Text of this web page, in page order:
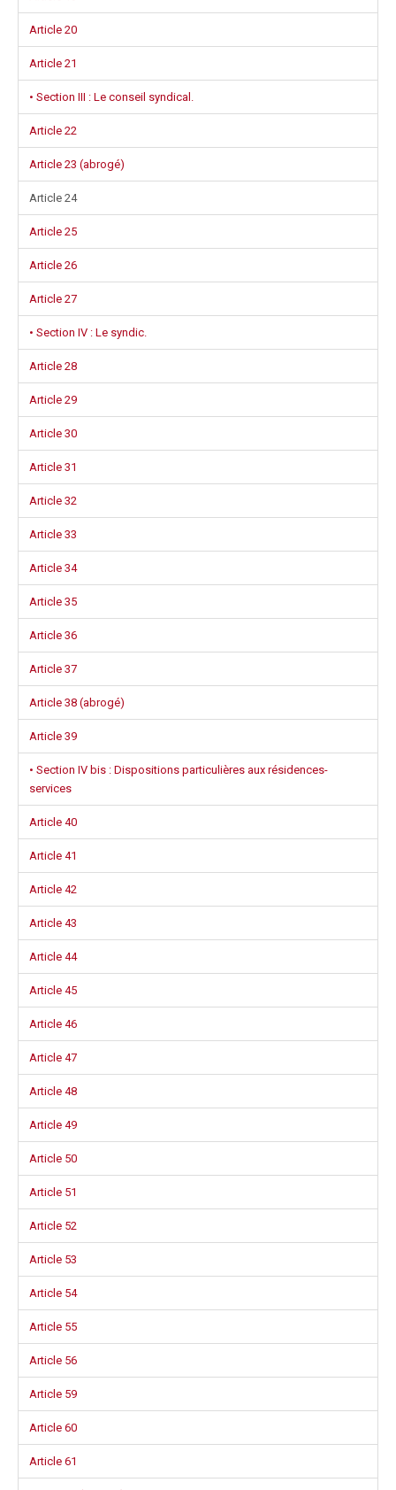
Article 20
Article 21
• Section III : Le conseil syndical.
Article 22
Article 23 (abrogé)
Article 24
Article 25
Article 26
Article 27
• Section IV : Le syndic.
Article 28
Article 29
Article 30
Article 31
Article 32
Article 33
Article 34
Article 35
Article 36
Article 37
Article 38 (abrogé)
Article 39
• Section IV bis : Dispositions particulières aux résidences-
services
Article 40
Article 41
Article 42
Article 43
Article 44
Article 45
Article 46
Article 47
Article 48
Article 49
Article 50
Article 51
Article 52
Article 53
Article 54
Article 55
Article 56
Article 59
Article 60
Article 61